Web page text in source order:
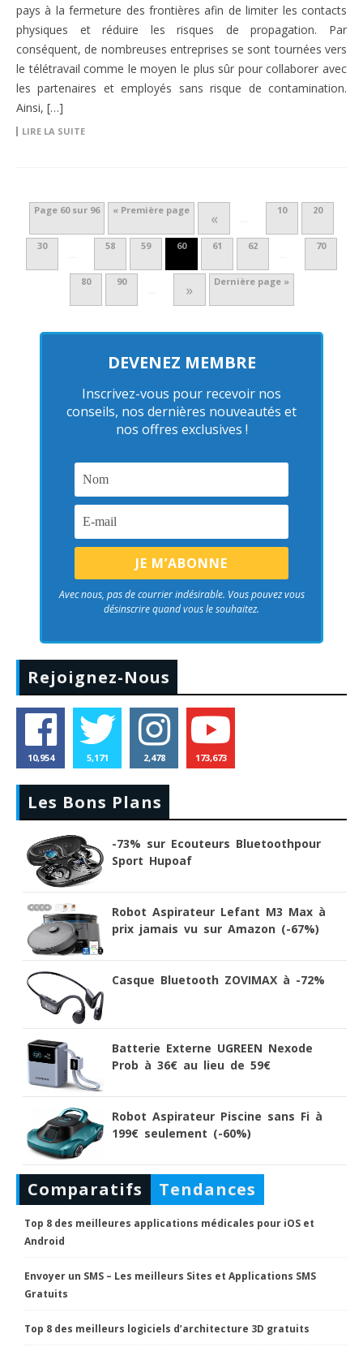
pays à la fermeture des frontières afin de limiter les contacts
physiques et réduire les risques de propagation. Par
conséquent, de nombreuses entreprises se sont tournées vers
le télétravail comme le moyen le plus sûr pour collaborer avec
les partenaires et employés sans risque de contamination.
Ainsi, […]
LIRE LA SUITE
Page 60 sur 96 « Première page « …
10 20
30
…
58 59 60 61 62
…
70
80 90
… » Dernière page »
DEVENEZ MEMBRE
Inscrivez-vous pour recevoir nos
conseils, nos dernières nouveautés et
nos offres exclusives !
Avec nous, pas de courrier indésirable. Vous pouvez vous
désinscrire quand vous le souhaitez.
Rejoignez-Nous
10,954 5,171 2,478 173,673
Les Bons Plans
-73% sur Ecouteurs Bluetoothpour
Sport Hupoaf
Robot Aspirateur Lefant M3 Max à
prix jamais vu sur Amazon (-67%)
Casque Bluetooth ZOVIMAX à -72%
Batterie Externe UGREEN Nexode
Prob à 36€ au lieu de 59€
Robot Aspirateur Piscine sans Fi à
199€ seulement (-60%)
Comparatifs Tendances
Top 8 des meilleures applications médicales pour iOS et
Android
Envoyer un SMS – Les meilleurs Sites et Applications SMS
Gratuits
Top 8 des meilleurs logiciels d’architecture 3D gratuits